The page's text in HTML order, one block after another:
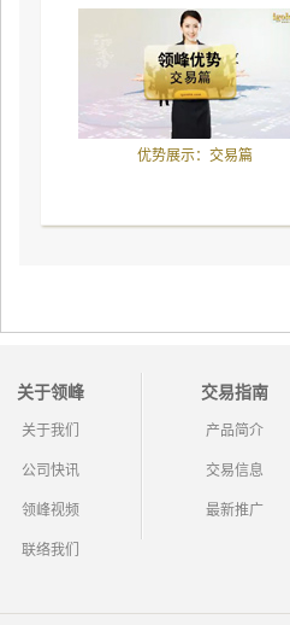
优势展示：交易篇
关于领峰
关于我们
公司快讯
领峰视频
联络我们
交易指南
产品简介
交易信息
最新推广